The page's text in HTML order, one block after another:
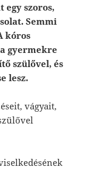
egy szoros,
Semmi
kóros
gyermekre
szülővel, és
lesz.
vágyait,